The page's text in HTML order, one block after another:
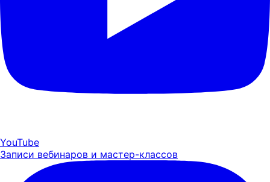
YouTube
Записи вебинаров и мастер-классов